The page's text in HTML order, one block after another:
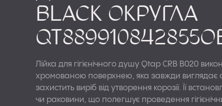
ДУШОВА
І
КЕРАМІКА
Black округла
Лійка для гігієнічного душу Qtap CRB B020
хромованою поверхнею, яка завжди виглядає
захистить виріб від утворення корозії. Її
чи раковини, що полегшує проведення